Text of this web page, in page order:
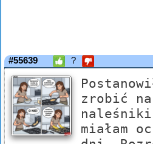
#55639 ?
zrobić
miałam